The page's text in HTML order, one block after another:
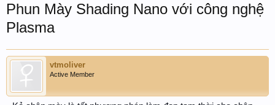
Phun Mày Shading Nano với công nghệ
Plasma
vtmoliver
Active Member